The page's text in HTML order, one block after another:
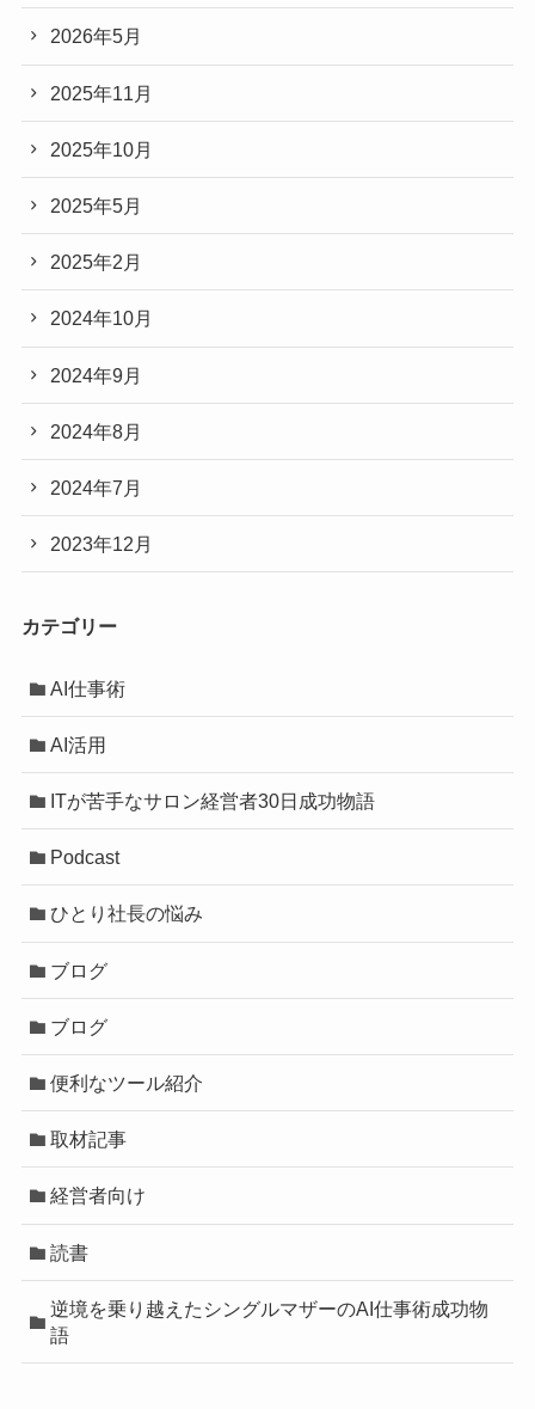
2026年5月
2025年11月
2025年10月
2025年5月
2025年2月
2024年10月
2024年9月
2024年8月
2024年7月
2023年12月
カテゴリー
AI仕事術
AI活用
ITが苦手なサロン経営者30日成功物語
Podcast
ひとり社長の悩み
ブログ
ブログ
便利なツール紹介
取材記事
経営者向け
読書
逆境を乗り越えたシングルマザーのAI仕事術成功物
語